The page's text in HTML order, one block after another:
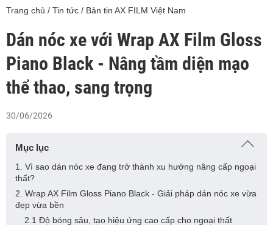
Trang chủ / Tin tức / Bản tin AX FILM Việt Nam
Dán nóc xe với Wrap AX Film Gloss
Piano Black - Nâng tầm diện mạo
thể thao, sang trọng
30/06/2026
Mục lục
1. Vì sao dán nóc xe đang trở thành xu hướng nâng cấp ngoại
thất?
2. Wrap AX Film Gloss Piano Black - Giải pháp dán nóc xe vừa
đẹp vừa bền
2.1 Độ bóng sâu, tạo hiệu ứng cao cấp cho ngoại thất